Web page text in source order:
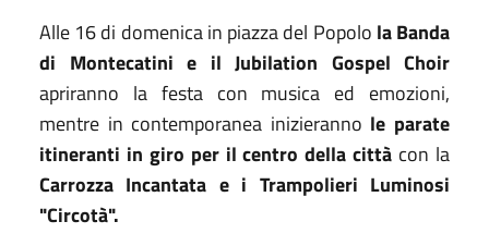
Alle 16 di domenica in piazza del Popolo la Banda
di Montecatini e il Jubilation Gospel Choir
apriranno la festa con musica ed emozioni,
mentre in contemporanea inizieranno le parate
itineranti in giro per il centro della città con la
Carrozza Incantata e i Trampolieri Luminosi
"Circotà".